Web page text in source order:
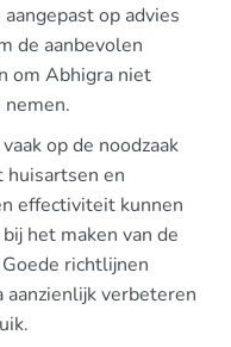
op advies
de aanbevolen
om Abhigra niet
nemen.
op de noodzaak
huisartsen en
effectiviteit kunnen
het maken van de
richtlijnen
verbeteren